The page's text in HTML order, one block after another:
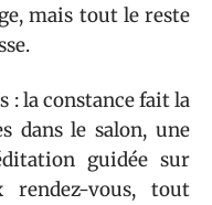
mais tout le reste
: la constance fait la
dans le salon, une
guidée sur
rendez-vous, tout